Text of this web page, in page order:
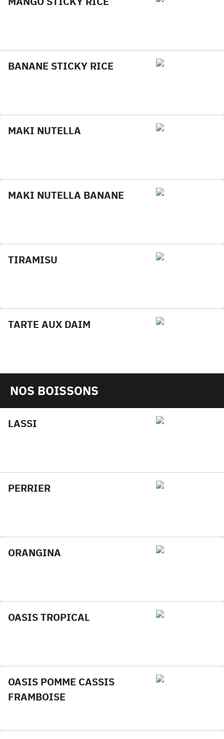
BANANE STICKY RICE
MAKI NUTELLA
MAKI NUTELLA BANANE
TIRAMISU
TARTE AUX DAIM
NOS BOISSONS
LASSI
PERRIER
ORANGINA
OASIS TROPICAL
OASIS POMME CASSIS
FRAMBOISE